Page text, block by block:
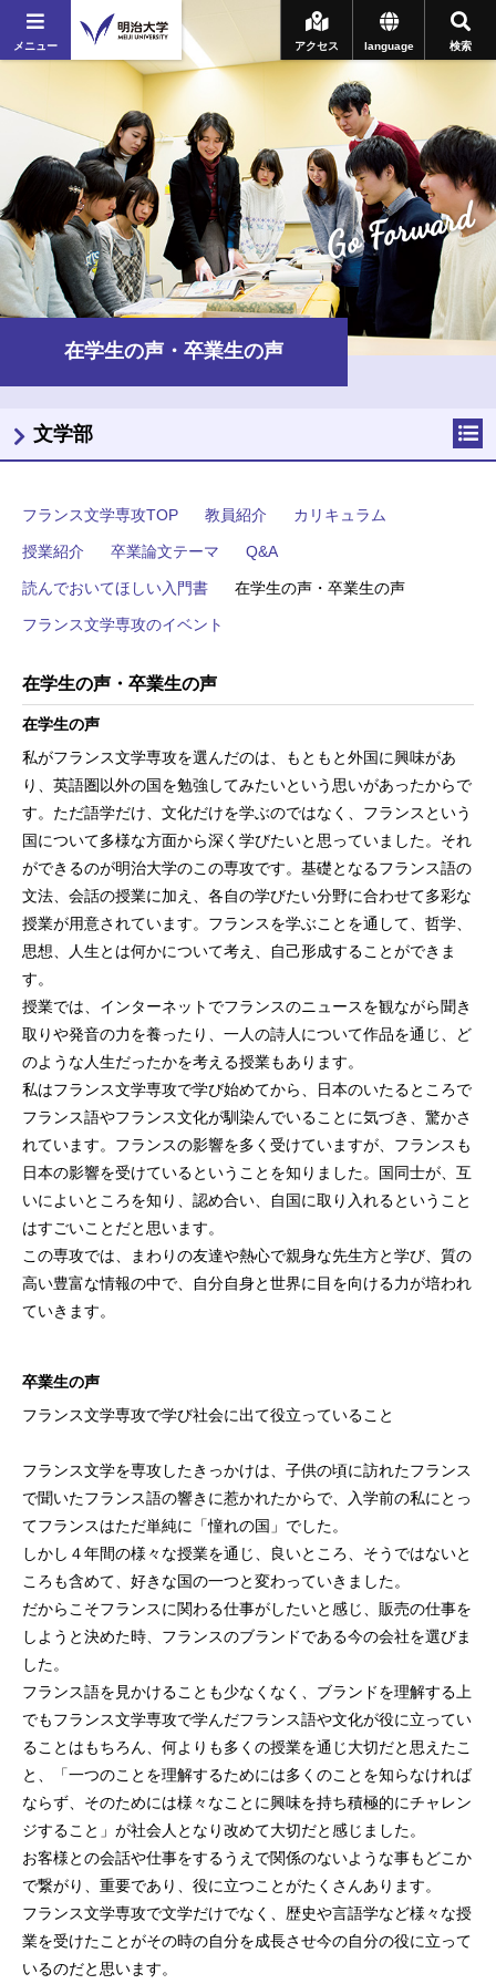
メニュー 検索
language
アクセス
Go Forward
在学生の声・卒業生の声
フランス文学専攻TOP 教員紹介 カリキュラム
授業紹介 卒業論文テーマ Q&A
読んでおいてほしい入門書 在学生の声・卒業生の声
フランス文学専攻のイベント
在学生の声・卒業生の声
在学生の声
私がフランス文学専攻を選んだのは、もともと外国に興味があ
り、英語圏以外の国を勉強してみたいという思いがあったからで
す。ただ語学だけ、文化だけを学ぶのではなく、フランスという
国について多様な方面から深く学びたいと思っていました。それ
ができるのが明治大学のこの専攻です。基礎となるフランス語の
文法、会話の授業に加え、各自の学びたい分野に合わせて多彩な
授業が用意されています。フランスを学ぶことを通して、哲学、
思想、人生とは何かについて考え、自己形成することができま
す。
授業では、インターネットでフランスのニュースを観ながら聞き
取りや発音の力を養ったり、一人の詩人について作品を通じ、ど
のような人生だったかを考える授業もあります。
私はフランス文学専攻で学び始めてから、日本のいたるところで
フランス語やフランス文化が馴染んでいることに気づき、驚かさ
れています。フランスの影響を多く受けていますが、フランスも
日本の影響を受けているということを知りました。国同士が、互
いによいところを知り、認め合い、自国に取り入れるということ
はすごいことだと思います。
この専攻では、まわりの友達や熱心で親身な先生方と学び、質の
高い豊富な情報の中で、自分自身と世界に目を向ける力が培われ
ていきます。
卒業生の声
フランス文学専攻で学び社会に出て役立っていること
フランス文学を専攻したきっかけは、子供の頃に訪れたフランス
で聞いたフランス語の響きに惹かれたからで、入学前の私にとっ
てフランスはただ単純に「憧れの国」でした。
しかし４年間の様々な授業を通じ、良いところ、そうではないと
ころも含めて、好きな国の一つと変わっていきました。
だからこそフランスに関わる仕事がしたいと感じ、販売の仕事を
しようと決めた時、フランスのブランドである今の会社を選びま
した。
フランス語を見かけることも少なくなく、ブランドを理解する上
でもフランス文学専攻で学んだフランス語や文化が役に立ってい
ることはもちろん、何よりも多くの授業を通じ大切だと思えたこ
と、「一つのことを理解するためには多くのことを知らなければ
ならず、そのためには様々なことに興味を持ち積極的にチャレン
ジすること」が社会人となり改めて大切だと感じました。
お客様との会話や仕事をするうえで関係のないような事もどこか
で繋がり、重要であり、役に立つことがたくさんあります。
フランス文学専攻で文学だけでなく、歴史や言語学など様々な授
業を受けたことがその時の自分を成長させ今の自分の役に立って
いるのだと思います。
文学部